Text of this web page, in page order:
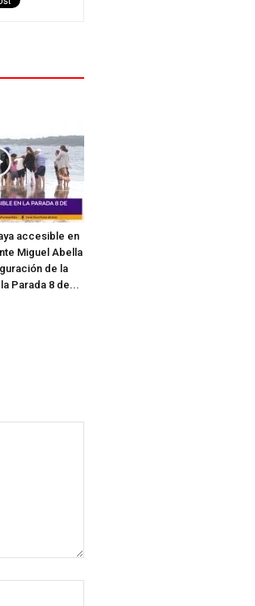
accesible en
Miguel Abella
de la
Parada 8 de...